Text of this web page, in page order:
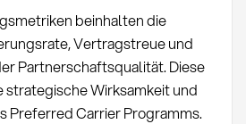
beinhalten die
Vertragstreue und
Partnerschaftsqualität. Diese
strategische Wirksamkeit und
Preferred Carrier Programms.